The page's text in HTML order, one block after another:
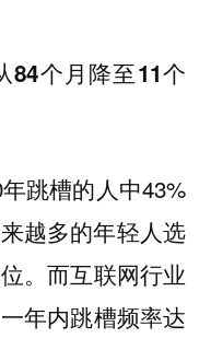
84个月降至11个
跳槽的人中43%
越多的年轻人选
。而互联网行业
年内跳槽频率达